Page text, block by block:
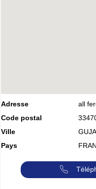
Adresse
all
Code postal
Ville
Pays